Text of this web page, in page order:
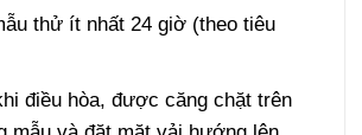
thử ít nhất 24 giờ (theo tiêu
điều hòa, được căng chặt trên